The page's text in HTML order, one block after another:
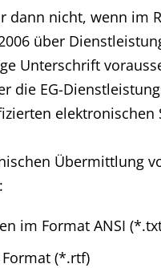
dann nicht, wenn im
über
Unterschrift
die EG-
elektronischen
Übermittlung
im Format ANSI
Format (*.rtf)